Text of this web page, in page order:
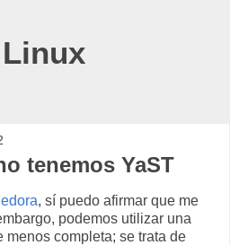
tenemos YaST
, sí puedo afirmar que me
podemos utilizar una
completa; se trata de